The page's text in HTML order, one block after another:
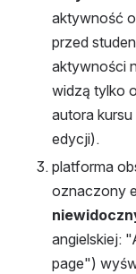
aktywność
przed
aktywności
widzą tylko
autora
edycji).
platforma
oznaczony
angielskiej:
page")